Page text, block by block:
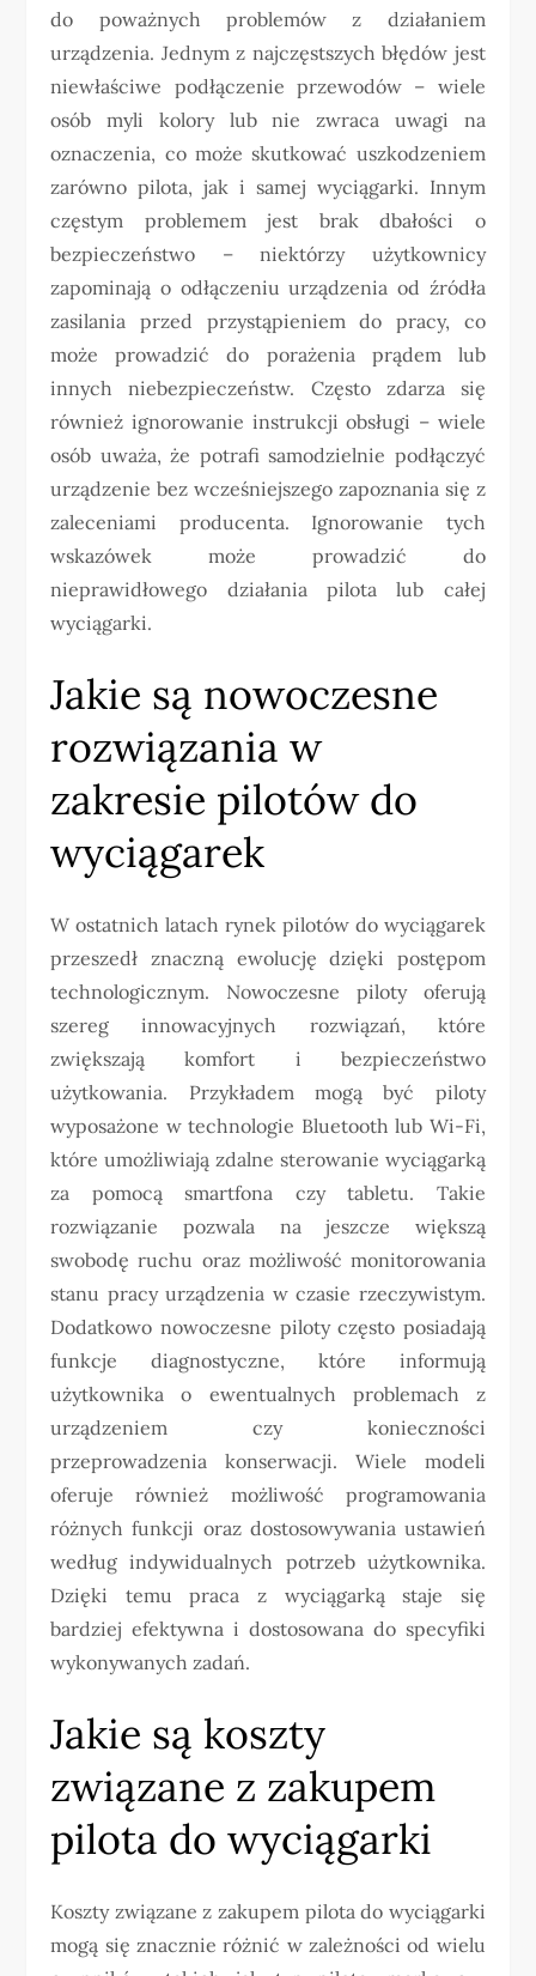
do poważnych problemów z działaniem
urządzenia. Jednym z najczęstszych błędów jest
niewłaściwe podłączenie przewodów – wiele
osób myli kolory lub nie zwraca uwagi na
oznaczenia, co może skutkować uszkodzeniem
zarówno pilota, jak i samej wyciągarki. Innym
częstym problemem jest brak dbałości o
bezpieczeństwo – niektórzy użytkownicy
zapominają o odłączeniu urządzenia od źródła
zasilania przed przystąpieniem do pracy, co
może prowadzić do porażenia prądem lub
innych niebezpieczeństw. Często zdarza się
również ignorowanie instrukcji obsługi – wiele
osób uważa, że potrafi samodzielnie podłączyć
urządzenie bez wcześniejszego zapoznania się z
zaleceniami producenta. Ignorowanie tych
wskazówek może prowadzić do
nieprawidłowego działania pilota lub całej
wyciągarki.
Jakie są nowoczesne
rozwiązania w
zakresie pilotów do
wyciągarek
W ostatnich latach rynek pilotów do wyciągarek
przeszedł znaczną ewolucję dzięki postępom
technologicznym. Nowoczesne piloty oferują
szereg innowacyjnych rozwiązań, które
zwiększają komfort i bezpieczeństwo
użytkowania. Przykładem mogą być piloty
wyposażone w technologie Bluetooth lub Wi-Fi,
które umożliwiają zdalne sterowanie wyciągarką
za pomocą smartfona czy tabletu. Takie
rozwiązanie pozwala na jeszcze większą
swobodę ruchu oraz możliwość monitorowania
stanu pracy urządzenia w czasie rzeczywistym.
Dodatkowo nowoczesne piloty często posiadają
funkcje diagnostyczne, które informują
użytkownika o ewentualnych problemach z
urządzeniem czy konieczności
przeprowadzenia konserwacji. Wiele modeli
oferuje również możliwość programowania
różnych funkcji oraz dostosowywania ustawień
według indywidualnych potrzeb użytkownika.
Dzięki temu praca z wyciągarką staje się
bardziej efektywna i dostosowana do specyfiki
wykonywanych zadań.
Jakie są koszty
związane z zakupem
pilota do wyciągarki
Koszty związane z zakupem pilota do wyciągarki
mogą się znacznie różnić w zależności od wielu